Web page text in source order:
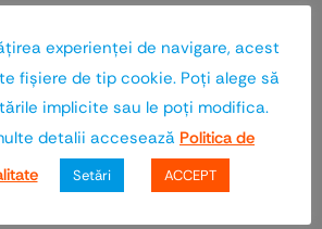
experienţei de navigare, acest
fişiere de tip cookie. Poţi alege să
implicite sau le poţi modifica.
detalii accesează Politica de
Setări ACCEPT